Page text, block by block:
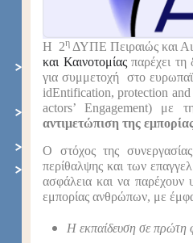
Η 2η ΔΥΠΕ Πειραιώς και
και Καινοτομίαςπαρέχει τη
για συμμετοχή στο
idEntification, protection
actors’ Engagement) με
αντιμετώπιση της
Ο στόχος της
περίθαλψης και των
ασφάλεια και να παρέχουν
εμπορίας ανθρώπων, με
Η εκπαίδευση σε πρώτη